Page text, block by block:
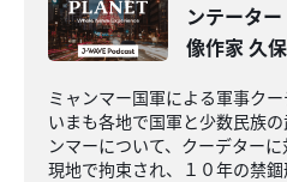
ンテータ
像作家 久保
ミャンマー国軍による軍事クー
いまも各地で国軍と少数民族
ンマーについて、クーデター
現地で拘束され、１０年の禁